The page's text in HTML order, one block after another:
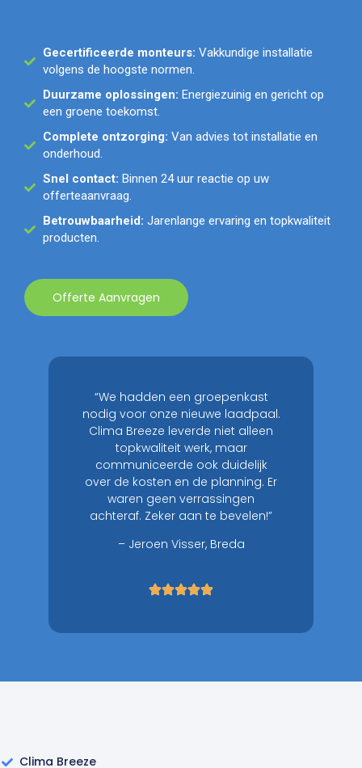
Gecertificeerde monteurs: Vakkundige installatie
volgens de hoogste normen.
Duurzame oplossingen: Energiezuinig en gericht op
een groene toekomst.
Complete ontzorging: Van advies tot installatie en
onderhoud.
Snel contact: Binnen 24 uur reactie op uw
offerteaanvraag.
Betrouwbaarheid: Jarenlange ervaring en topkwaliteit
producten.
Offerte Aanvragen
“We hadden een groepenkast
nodig voor onze nieuwe laadpaal.
Clima Breeze leverde niet alleen
topkwaliteit werk, maar
communiceerde ook duidelijk
over de kosten en de planning. Er
waren geen verrassingen
achteraf. Zeker aan te bevelen!”
– Jeroen Visser, Breda
Clima Breeze